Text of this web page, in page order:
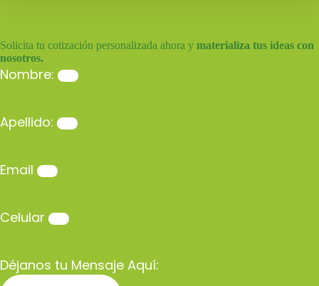
Solicita tu cotización personalizada ahora y materializa tus ideas con
nosotros.
Nombre:
Apellido:
Email
Celular
Déjanos tu Mensaje Aquí: